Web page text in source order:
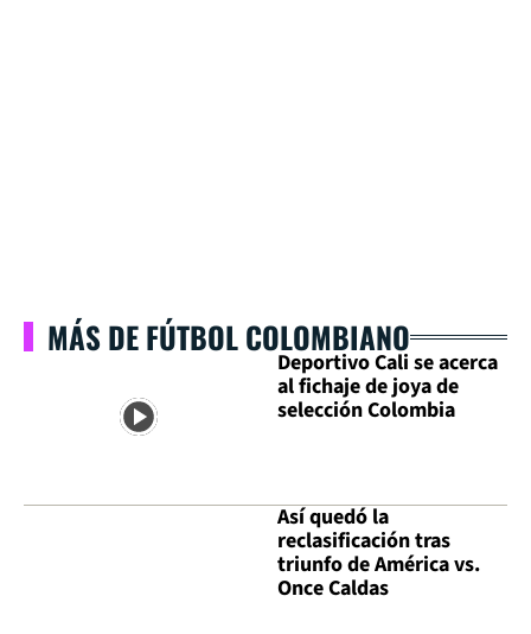
MÁS DE FÚTBOL COLOMBIANO
Deportivo Cali se acerca
al fichaje de joya de
selección Colombia
Así quedó la
reclasificación tras
triunfo de América vs.
Once Caldas